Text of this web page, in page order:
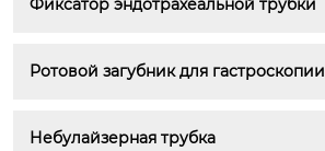
Фиксатор эндотрахеальной трубки
Ротовой загубник для гастроскопии
Небулайзерная трубка